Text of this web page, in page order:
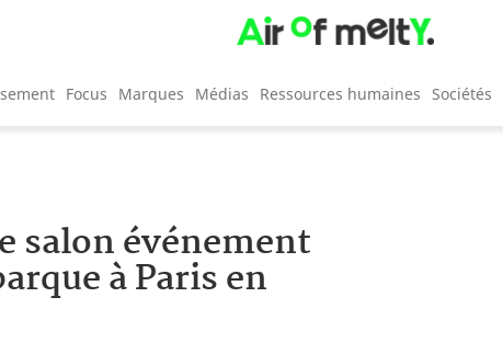
Focus Marques Médias Ressources humaines Sociétés
salon événement
à Paris en